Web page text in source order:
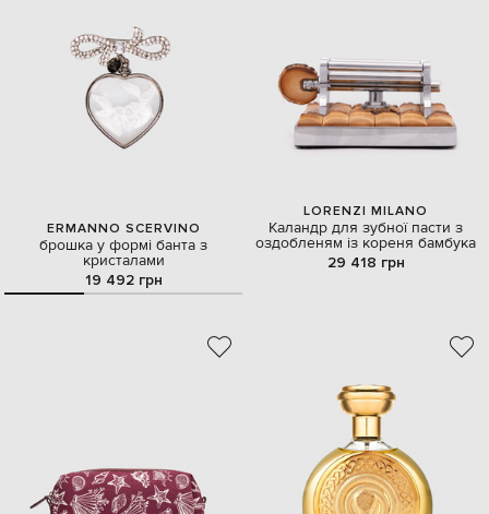
ERMANNO SCERVINO
брошка у формі банта з
кристалами
19 492 грн
LORENZI MILANO
Каландр для зубної пасти з
оздобленям із кореня бамбука
29 418 грн